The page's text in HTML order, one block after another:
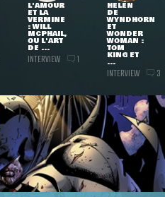
L'AMOUR
ET LA
VERMINE
: WILL
MCPHAIL,
OU L'ART
DE ...
INTERVIEW 1
HELEN
DE
WYNDHORN
ET
WONDER
WOMAN :
TOM
KING ET
...
INTERVIEW 3